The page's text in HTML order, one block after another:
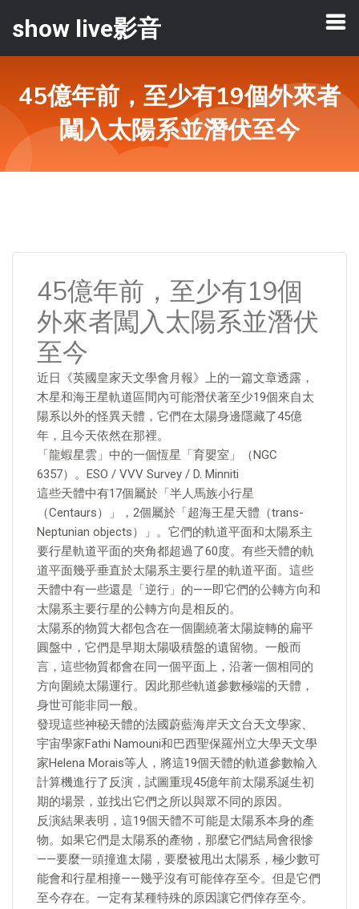
show live影音
45億年前，至少有19個外來者
闖入太陽系並潛伏至今
45億年前，至少有19個
外來者闖入太陽系並潛伏
至今
近日《英國皇家天文學會月報》上的一篇文章透露，
木星和海王星軌道區間內可能潛伏著至少19個來自太
陽系以外的怪異天體，它們在太陽身邊隱藏了45億
年，且今天依然在那裡。
「龍蝦星雲」中的一個恆星「育嬰室」（NGC
6357）。ESO / VVV Survey / D. Minniti
這些天體中有17個屬於「半人馬族小行星
（Centaurs）」，2個屬於「超海王星天體（trans-
Neptunian objects）」。它們的軌道平面和太陽系主
要行星軌道平面的夾角都超過了60度。有些天體的軌
道平面幾乎垂直於太陽系主要行星的軌道平面。這些
天體中有一些還是「逆行」的——即它們的公轉方向和
太陽系主要行星的公轉方向是相反的。
太陽系的物質大都包含在一個圍繞著太陽旋轉的扁平
圓盤中，它們是早期太陽吸積盤的遺留物。一般而
言，這些物質都會在同一個平面上，沿著一個相同的
方向圍繞太陽運行。因此那些軌道參數極端的天體，
身世可能非同一般。
發現這些神秘天體的法國蔚藍海岸天文台天文學家、
宇宙學家Fathi Namouni和巴西聖保羅州立大學天文學
家Helena Morais等人，將這19個天體的軌道參數輸入
計算機進行了反演，試圖重現45億年前太陽系誕生初
期的場景，並找出它們之所以與眾不同的原因。
反演結果表明，這19個天體不可能是太陽系本身的產
物。如果它們是太陽系的產物，那麼它們結局會很慘
——要麼一頭撞進太陽，要麼被甩出太陽系，極少數可
能會和行星相撞——幾乎沒有可能倖存至今。但是它們
至今存在。一定有某種特殊的原因讓它們倖存至今。